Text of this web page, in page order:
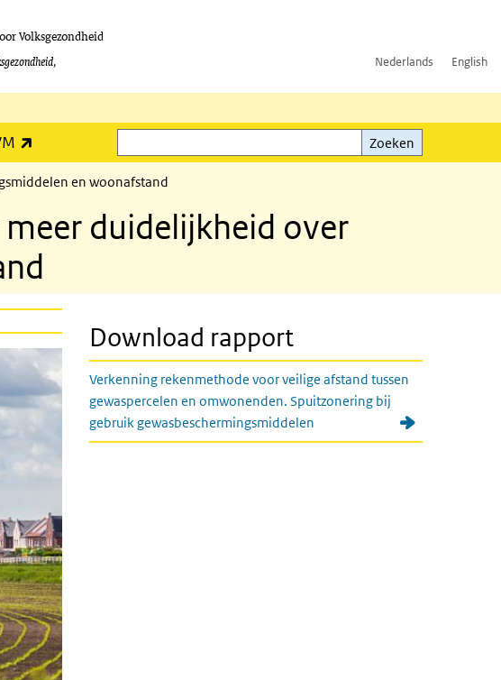
Volksgezondheid
Nederlands English
Zoeken
Zoeken
en woonafstand
duidelijkheid over
Download rapport
Verkenning rekenmethode voor veilige afstand tussen
gewaspercelen en omwonenden. Spuitzonering bij
gebruik gewasbeschermingsmiddelen